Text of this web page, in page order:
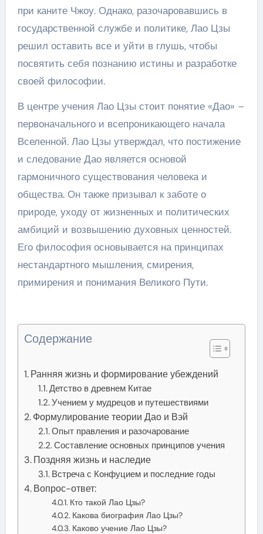
при каните Чжоу. Однако, разочаровавшись в
государственной службе и политике, Лао Цзы
решил оставить все и уйти в глушь, чтобы
посвятить себя познанию истины и разработке
своей философии.
В центре учения Лао Цзы стоит понятие «Дао» –
первоначального и всепроникающего начала
Вселенной. Лао Цзы утверждал, что постижение
и следование Дао является основой
гармоничного существования человека и
общества. Он также призывал к заботе о
природе, уходу от жизненных и политических
амбиций и возвышению духовных ценностей.
Его философия основывается на принципах
нестандартного мышления, смирения,
примирения и понимания Великого Пути.
Содержание
Ранняя жизнь и формирование убеждений
Детство в древнем Китае
Учением у мудрецов и путешествиями
Формулирование теории Дао и Вэй
Опыт правления и разочарование
Составление основных принципов учения
Поздняя жизнь и наследие
Встреча с Конфуцием и последние годы
Вопрос-ответ:
Кто такой Лао Цзы?
Какова биография Лао Цзы?
Каково учение Лао Цзы?